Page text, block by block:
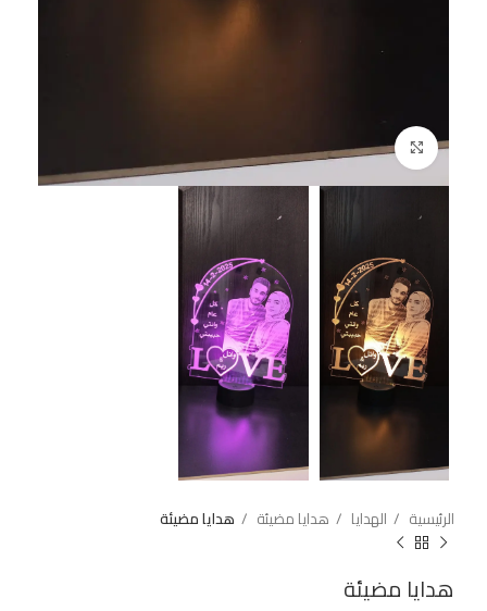
اضغط للتكبير
الرئيسية الهدايا هدايا مضيئة هدايا مضيئة
هدايا مضيئة